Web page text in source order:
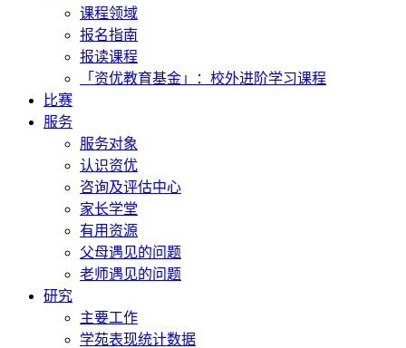
课程领域
报名指南
报读课程
「资优教育基金」：校外进阶学习课程
比赛
服务
服务对象
认识资优
咨询及评估中心
家长学堂
有用资源
父母遇见的问题
老师遇见的问题
研究
主要工作
学苑表现统计数据